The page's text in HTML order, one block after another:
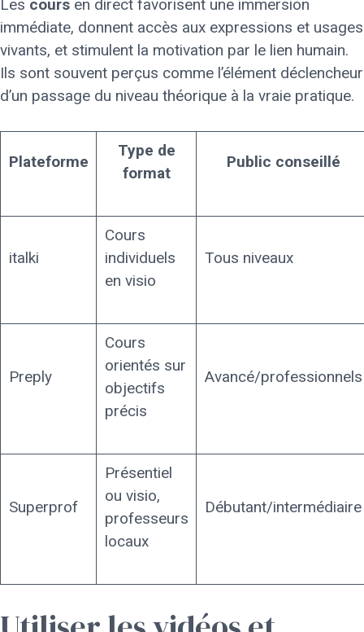
Les cours en direct favorisent une immersion
immédiate, donnent accès aux expressions et usages
vivants, et stimulent la motivation par le lien humain.
Ils sont souvent perçus comme l’élément déclencheur
d’un passage du niveau théorique à la vraie pratique.
Plateforme
Type de
format
Public conseillé
italki
Cours
individuels
en visio
Tous niveaux
Preply
Cours
orientés sur
objectifs
précis
Avancé/professionnels
Superprof
Présentiel
ou visio,
professeurs
locaux
Débutant/intermédiaire